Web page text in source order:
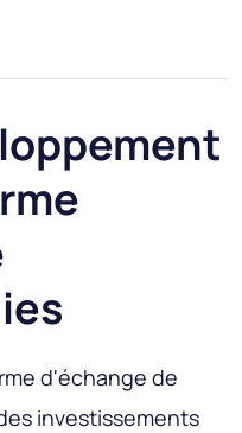
d'échange de
investissements